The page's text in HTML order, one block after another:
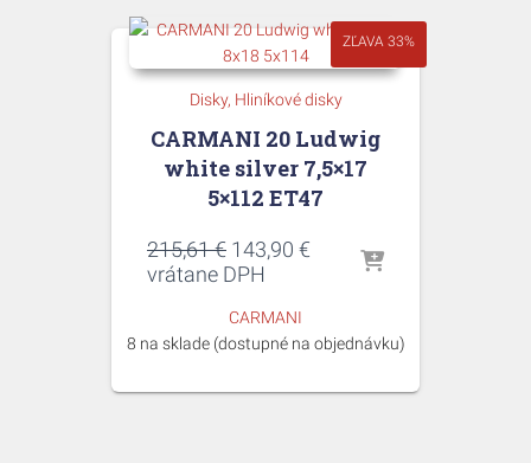
ZĽAVA 33%
Disky Hliníkové disky
CARMANI 20 Ludwig
white silver 7,5×17
5×112 ET47
215,61€ Pôvodná
cena
215,61 €.
143,90 € Aktuálna
vrátane DPH
CARMANI
8 na sklade (dostupné na objednávku)